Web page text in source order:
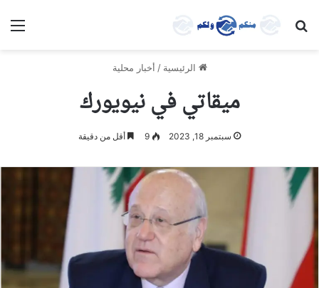
بحث عن
الرئيسية / أخبار محلية
ميقاتي في نيويورك
سبتمبر 18, 2023 9 أقل من دقيقة